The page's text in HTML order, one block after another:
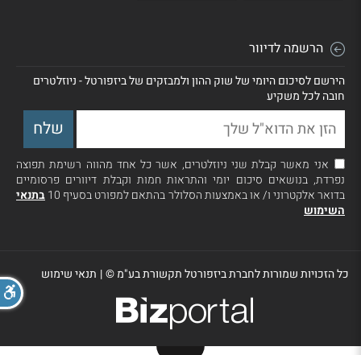
הרשמה לדיוור
הירשם לסיכום היומי של שוק ההון ולמבזקים של ביזפורטל - ניוזלטרים
חובה לכל משקיע
אני מאשר קבלת שני ניוזלטרים, אשר כל אחד מהווה רשימת תפוצה
נפרדת, בנושאים סיכום יומי והתראות חמות וקבלת דיוורים פרסומיים
בדואר אלקטרוני ו/ או באמצעות הסלולר בהתאם למפורט בסעיף 10
בתנאי
השימוש
כל הזכויות שמורות לחברת ביזפורטל תקשורת בע"מ ©| תנאי שימוש